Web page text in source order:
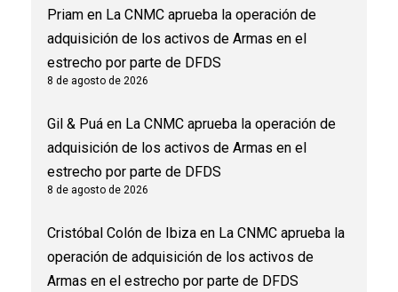
Priam en La CNMC aprueba la operación de
adquisición de los activos de Armas en el
estrecho por parte de DFDS
8 de agosto de 2026
Gil & Puá en La CNMC aprueba la operación de
adquisición de los activos de Armas en el
estrecho por parte de DFDS
8 de agosto de 2026
Cristóbal Colón de Ibiza en La CNMC aprueba la
operación de adquisición de los activos de
Armas en el estrecho por parte de DFDS